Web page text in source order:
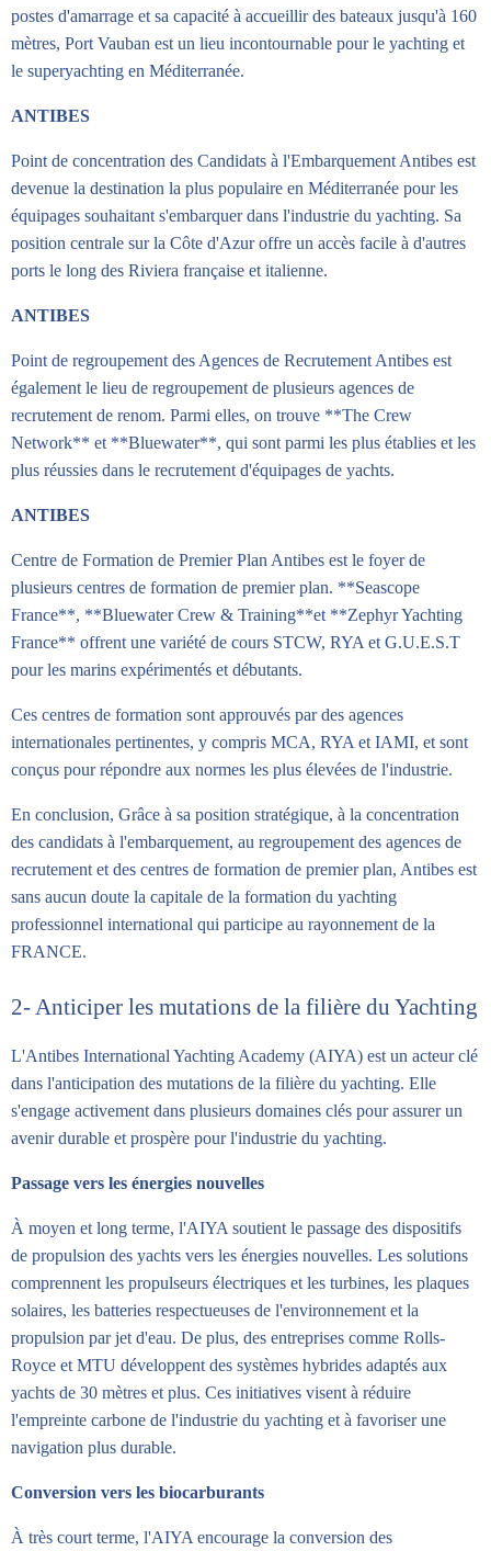
postes d'amarrage et sa capacité à accueillir des bateaux jusqu'à 160
mètres, Port Vauban est un lieu incontournable pour le yachting et
le superyachting en Méditerranée.
ANTIBES
Point de concentration des Candidats à l'Embarquement Antibes est
devenue la destination la plus populaire en Méditerranée pour les
équipages souhaitant s'embarquer dans l'industrie du yachting. Sa
position centrale sur la Côte d'Azur offre un accès facile à d'autres
ports le long des Riviera française et italienne.
ANTIBES
Point de regroupement des Agences de Recrutement Antibes est
également le lieu de regroupement de plusieurs agences de
recrutement de renom. Parmi elles, on trouve **The Crew
Network** et **Bluewater**, qui sont parmi les plus établies et les
plus réussies dans le recrutement d'équipages de yachts.
ANTIBES
Centre de Formation de Premier Plan Antibes est le foyer de
plusieurs centres de formation de premier plan. **Seascope
France**, **Bluewater Crew & Training**et **Zephyr Yachting
France** offrent une variété de cours STCW, RYA et G.U.E.S.T
pour les marins expérimentés et débutants.
Ces centres de formation sont approuvés par des agences
internationales pertinentes, y compris MCA, RYA et IAMI, et sont
conçus pour répondre aux normes les plus élevées de l'industrie.
En conclusion, Grâce à sa position stratégique, à la concentration
des candidats à l'embarquement, au regroupement des agences de
recrutement et des centres de formation de premier plan, Antibes est
sans aucun doute la capitale de la formation du yachting
professionnel international qui participe au rayonnement de la
FRANCE.
2- Anticiper les mutations de la filière du Yachting
L'Antibes International Yachting Academy (AIYA) est un acteur clé
dans l'anticipation des mutations de la filière du yachting. Elle
s'engage activement dans plusieurs domaines clés pour assurer un
avenir durable et prospère pour l'industrie du yachting.
Passage vers les énergies nouvelles
À moyen et long terme, l'AIYA soutient le passage des dispositifs
de propulsion des yachts vers les énergies nouvelles. Les solutions
comprennent les propulseurs électriques et les turbines, les plaques
solaires, les batteries respectueuses de l'environnement et la
propulsion par jet d'eau. De plus, des entreprises comme Rolls-
Royce et MTU développent des systèmes hybrides adaptés aux
yachts de 30 mètres et plus. Ces initiatives visent à réduire
l'empreinte carbone de l'industrie du yachting et à favoriser une
navigation plus durable.
Conversion vers les biocarburants
À très court terme, l'AIYA encourage la conversion des